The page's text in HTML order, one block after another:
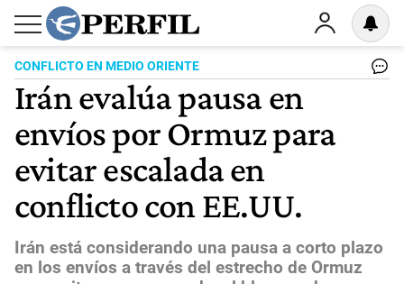
CONFLICTO EN MEDIO ORIENTE
Irán evalúa pausa en
envíos por Ormuz para
evitar escalada en
conflicto con EE.UU.
Irán está considerando una pausa a corto plazo
en los envíos a través del estrecho de Ormuz